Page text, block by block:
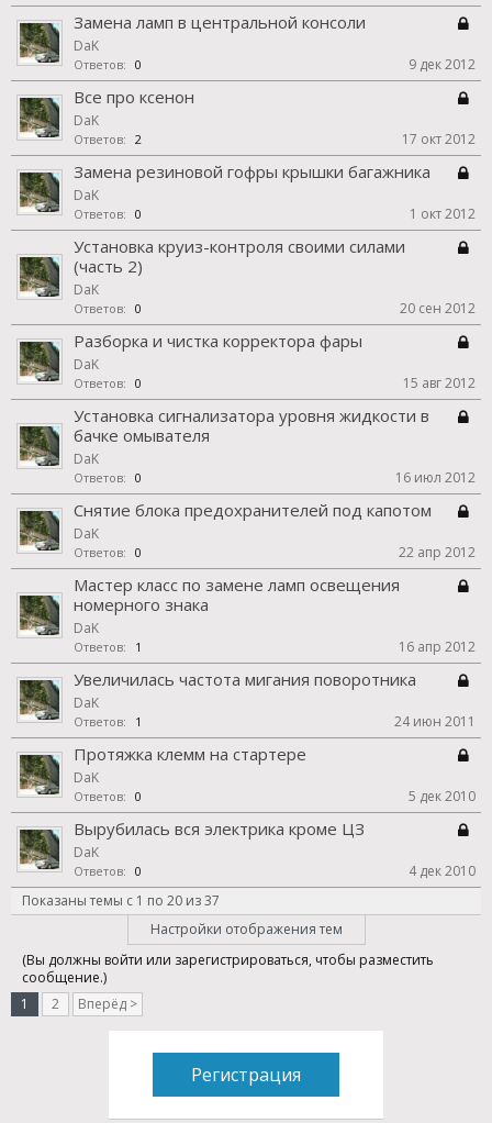
Замена ламп в центральной консоли
DaK
Ответов: 0 9 дек 2012
Все про ксенон
DaK
Ответов: 2 17 окт 2012
Замена резиновой гофры крышки багажника
DaK
Ответов: 0 1 окт 2012
Установка круиз-контроля своими силами
(часть 2)
DaK
Ответов: 0 20 сен 2012
Разборка и чистка корректора фары
DaK
Ответов: 0 15 авг 2012
Установка сигнализатора уровня жидкости в
бачке омывателя
DaK
Ответов: 0 16 июл 2012
Снятие блока предохранителей под капотом
DaK
Ответов: 0 22 апр 2012
Мастер класс по замене ламп освещения
номерного знака
DaK
Ответов: 1 16 апр 2012
Увеличилась частота мигания поворотника
DaK
Ответов: 1 24 июн 2011
Протяжка клемм на стартере
DaK
Ответов: 0 5 дек 2010
Вырубилась вся электрика кроме ЦЗ
DaK
Ответов: 0
4 дек 2010
Показаны темы с 1 по 20 из 37
Настройки отображения тем
(Вы должны войти или зарегистрироваться, чтобы разместить
сообщение.)
1
2 Вперёд >
Регистрация